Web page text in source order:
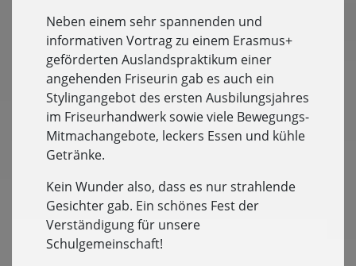
Neben einem sehr spannenden und
informativen Vortrag zu einem Erasmus+
geförderten Auslandspraktikum einer
angehenden Friseurin gab es auch ein
Stylingangebot des ersten Ausbilungsjahres
im Friseurhandwerk sowie viele Bewegungs-
Mitmachangebote, leckers Essen und kühle
Getränke.
Kein Wunder also, dass es nur strahlende
Gesichter gab. Ein schönes Fest der
Verständigung für unsere
Schulgemeinschaft!